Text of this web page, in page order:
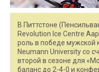
В Питтстоне
Revolution Ice Centre
роль в победе мужской
Neumann University со
второй в сезоне для
баланс до 2-4-0 и